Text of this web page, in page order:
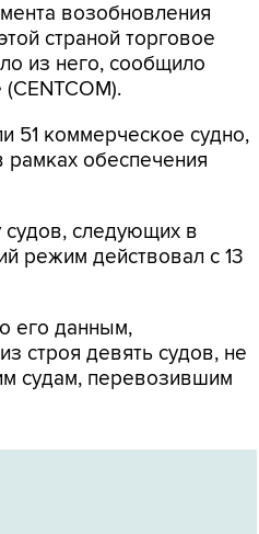
возобновления
страной торговое
из него, сообщило
51 коммерческое судно,
обеспечения
следующих в
режим действовал с 13
его данным,
строя девять судов, не
судам, перевозившим